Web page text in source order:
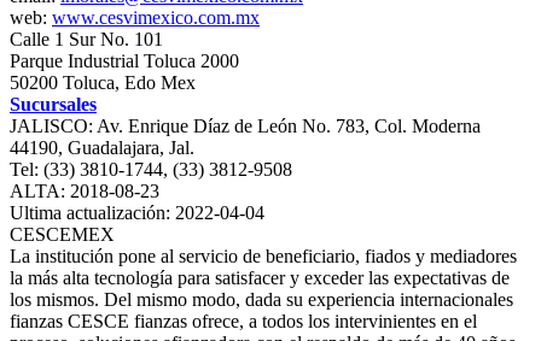
web: www.cesvimexico.com.mx
Calle 1 Sur No. 101
Parque Industrial Toluca 2000
50200 Toluca, Edo Mex
Sucursales
JALISCO: Av. Enrique Díaz de León No. 783, Col. Moderna
44190, Guadalajara, Jal.
Tel: (33) 3810-1744, (33) 3812-9508
ALTA: 2018-08-23
Ultima actualización: 2022-04-04
CESCEMEX
La institución pone al servicio de beneficiario, fiados y mediadores
la más alta tecnología para satisfacer y exceder las expectativas de
los mismos. Del mismo modo, dada su experiencia internacionales
fianzas CESCE fianzas ofrece, a todos los intervinientes en el